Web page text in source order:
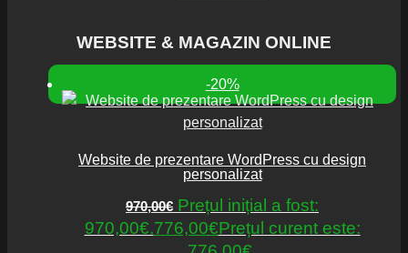
WEBSITE & MAGAZIN ONLINE
-20%
Website de prezentare WordPress cu design
personalizat
970,00€ Prețul inițial a fost:
970,00€.776,00€Prețul curent este: